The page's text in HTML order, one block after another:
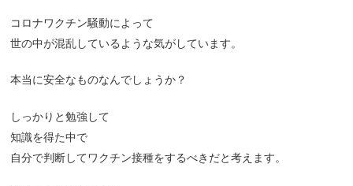
コロナワクチン騒動によって
世の中が混乱しているような気がしています。
本当に安全なものなんでしょうか？
しっかりと勉強して
知識を得た中で
自分で判断してワクチン接種をするべきだと考えます。